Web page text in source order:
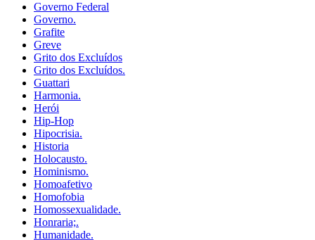
Governo Federal
Governo.
Grafite
Greve
Grito dos Excluídos
Grito dos Excluídos.
Guattari
Harmonia.
Herói
Hip-Hop
Hipocrisia.
Historia
Holocausto.
Hominismo.
Homoafetivo
Homofobia
Homossexualidade.
Honraria;.
Humanidade.